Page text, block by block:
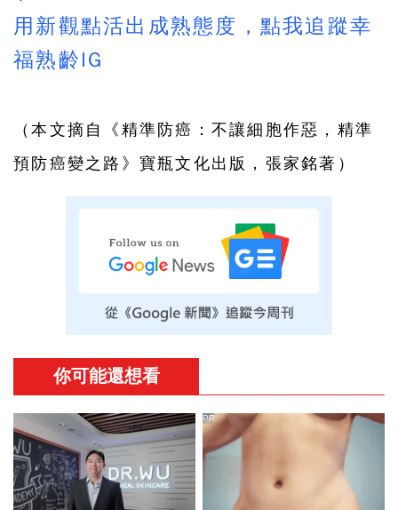
用新觀點活出成熟態度，點我追蹤幸
福熟齡IG
（本文摘自《精準防癌：不讓細胞作惡，精準
預防癌變之路 》 寶瓶文化出版，張家銘著）